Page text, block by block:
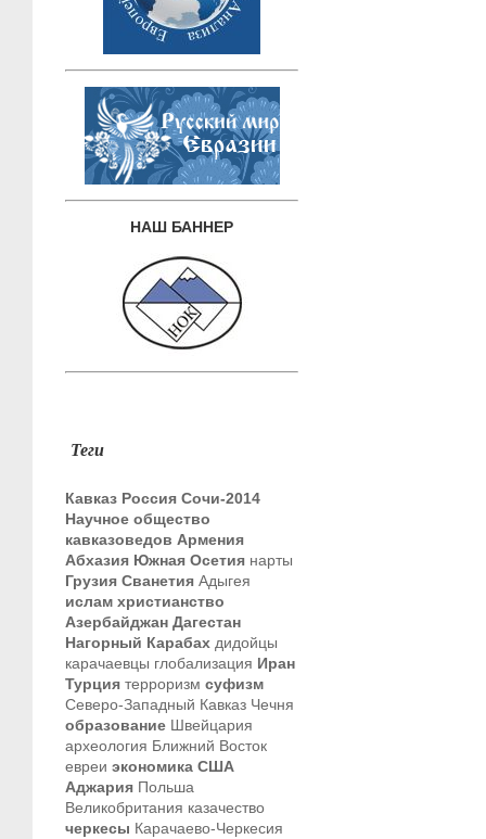
НАШ БАННЕР
Теги
Кавказ Россия Сочи-2014
Научное общество
кавказоведов Армения
Абхазия Южная Осетия нарты
Грузия Сванетия Адыгея
ислам христианство
Азербайджан Дагестан
Нагорный Карабах дидойцы
карачаевцы глобализация Иран
Турция терроризм суфизм
Северо-Западный Кавказ Чечня
образование Швейцария
археология Ближний Восток
евреи экономика США
Аджария Польша
Великобритания казачество
черкесы Карачаево-Черкесия